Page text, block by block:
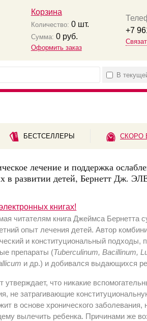
Корзина
Количество: 0шт.
Сумма: 0руб.
Оформить заказ
+7
В
БЕСТСЕЛЛЕРЫ СКОРО
лечение и поддержка
в развитии детей, Бернетт Дж.
книгах!
читателям книга Джеймса Бернетта
опыт лечения детей. Автор
и конституциональный подходы,
препараты (Tuberculinum, Bacillinum,
и др.) и добивался выдающихся
утверждает, что никакие
не затрагивающие
в основе хронического заболевания,
вылечить ребенка. Причинами же